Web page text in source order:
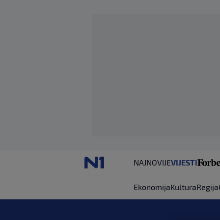
NAJNOVIJEVIJESTI
EkonomijaKulturaRegija